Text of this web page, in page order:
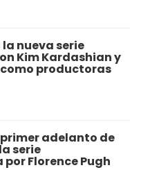
nueva serie
Kim Kardashian y
productoras
adelanto de
serie
Florence Pugh